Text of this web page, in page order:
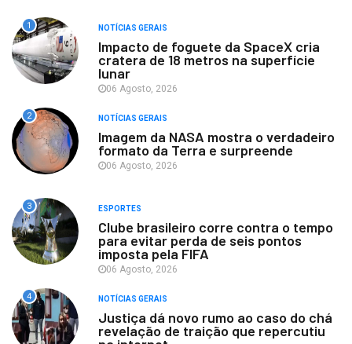
1 NOTÍCIAS GERAIS
Impacto de foguete da SpaceX cria
cratera de 18 metros na superfície
lunar
06 Agosto, 2026
2 NOTÍCIAS GERAIS
Imagem da NASA mostra o verdadeiro
formato da Terra e surpreende
06 Agosto, 2026
3 ESPORTES
Clube brasileiro corre contra o tempo
para evitar perda de seis pontos
imposta pela FIFA
06 Agosto, 2026
4 NOTÍCIAS GERAIS
Justiça dá novo rumo ao caso do chá
revelação de traição que repercutiu